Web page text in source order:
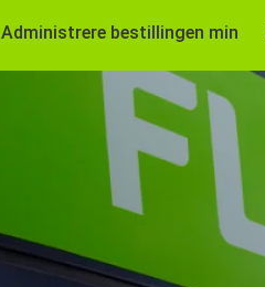
Administrere bestillingen min